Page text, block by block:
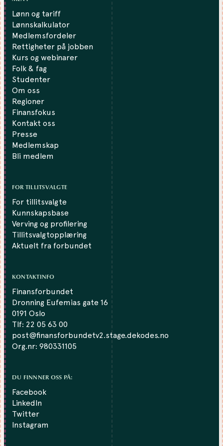
Lønn og tariff
Lønnskalkulator
Medlemsfordeler
Rettigheter på jobben
Kurs og webinarer
Folk & fag
Studenter
Om oss
Regioner
Finansfokus
Kontakt oss
Presse
Medlemskap
Bli medlem
FOR TILLITSVALGTE
For tillitsvalgte
Kunnskapsbase
Verving og profilering
Tillitsvalgtopplæring
Aktuelt fra forbundet
KONTAKTINFO
Finansforbundet
Dronning Eufemias gate 16
0191 Oslo
Tlf: 22 05 63 00
post@finansforbundetv2.stage.dekodes.no
Org.nr: 980331105
DU FINNNER OSS PÅ:
Facebook
LinkedIn
Twitter
Instagram